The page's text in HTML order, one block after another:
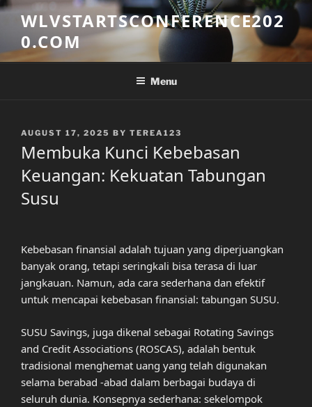
Skip
content
WLVSTARTSCONFERENCE202
0.COM
Menu
POSTED
AUGUST 17, 2025 BY TEREA123
Membuka Kunci Kebebasan
Keuangan: Kekuatan Tabungan
Susu
Kebebasan finansial adalah tujuan yang diperjuangkan
banyak orang, tetapi seringkali bisa terasa di luar
jangkauan. Namun, ada cara sederhana dan efektif
untuk mencapai kebebasan finansial: tabungan SUSU.
SUSU Savings, juga dikenal sebagai Rotating Savings
and Credit Associations (ROSCAS), adalah bentuk
tradisional menghemat uang yang telah digunakan
selama berabad -abad dalam berbagai budaya di
seluruh dunia. Konsepnya sederhana: sekelompok